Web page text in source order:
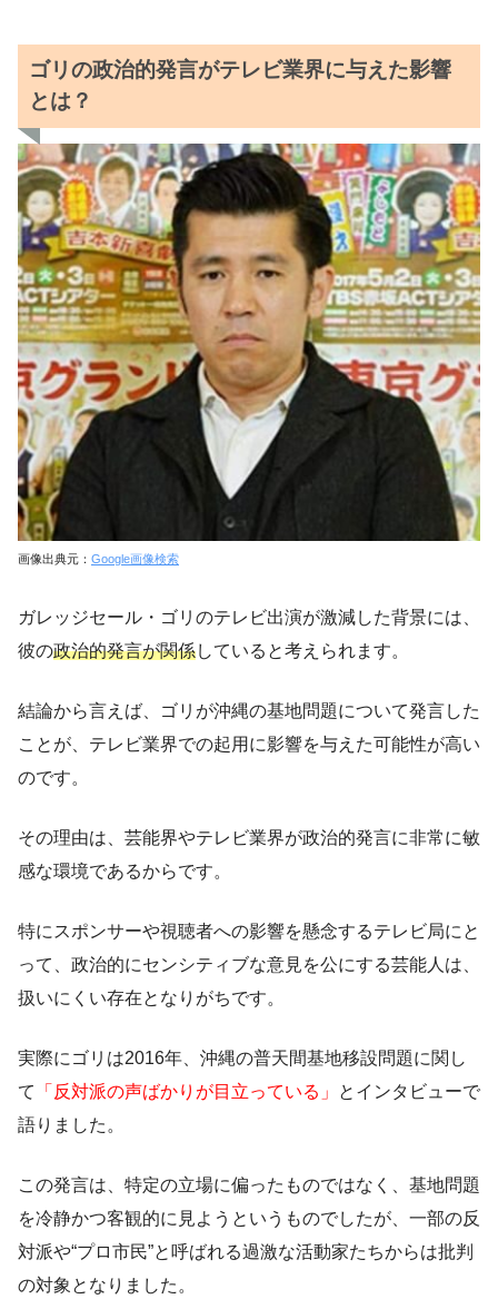
ゴリの政治的発言がテレビ業界に与えた影響
とは？
画像出典元： Google画像検索
ガレッジセール・ゴリのテレビ出演が激減した背景には、
彼の政治的発言が関係していると考えられます。
結論から言えば、ゴリが沖縄の基地問題について発言した
ことが、テレビ業界での起用に影響を与えた可能性が高い
のです。
その理由は、芸能界やテレビ業界が政治的発言に非常に敏
感な環境であるからです。
特にスポンサーや視聴者への影響を懸念するテレビ局にと
って、政治的にセンシティブな意見を公にする芸能人は、
扱いにくい存在となりがちです。
実際にゴリは2016年、沖縄の普天間基地移設問題に関し
て
「反対派の声ばかりが目立っている」
とインタビューで
語りました。
この発言は、特定の立場に偏ったものではなく、基地問題
を冷静かつ客観的に見ようというものでしたが、一部の反
対派や“プロ市民”と呼ばれる過激な活動家たちからは批判
の対象となりました。